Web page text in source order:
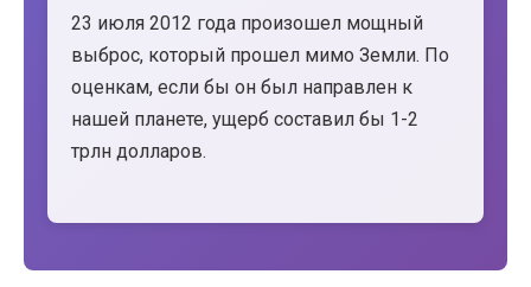
23 июля 2012 года произошел мощный
выброс, который прошел мимо Земли. По
оценкам, если бы он был направлен к
нашей планете, ущерб составил бы 1-2
трлн долларов.